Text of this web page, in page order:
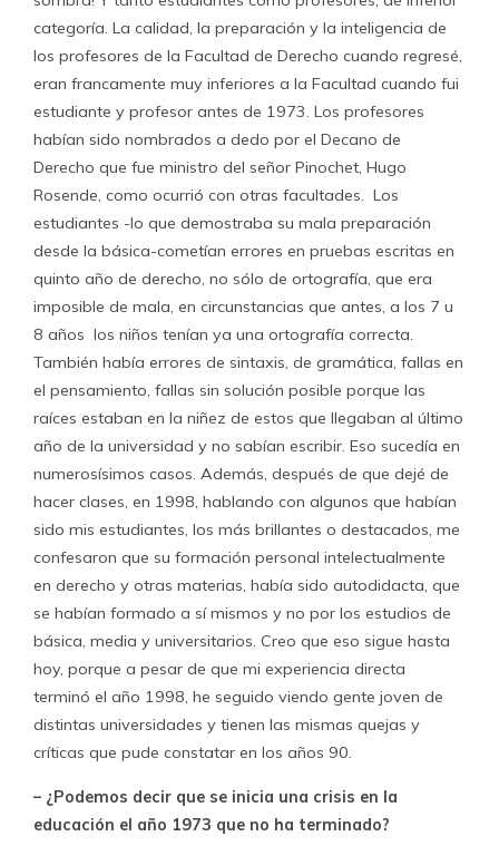
categoría. La calidad, la preparación y la inteligencia de
los profesores de la Facultad de Derecho cuando regresé,
eran francamente muy inferiores a la Facultad cuando fui
estudiante y profesor antes de 1973. Los profesores
habían sido nombrados a dedo por el Decano de
Derecho que fue ministro del señor Pinochet, Hugo
Rosende, como ocurrió con otras facultades. Los
estudiantes -lo que demostraba su mala preparación
desde la básica-cometían errores en pruebas escritas en
quinto año de derecho, no sólo de ortografía, que era
imposible de mala, en circunstancias que antes, a los 7 u
8 años los niños tenían ya una ortografía correcta.
También había errores de sintaxis, de gramática, fallas en
el pensamiento, fallas sin solución posible porque las
raíces estaban en la niñez de estos que llegaban al último
año de la universidad y no sabían escribir. Eso sucedía en
numerosísimos casos. Además, después de que dejé de
hacer clases, en 1998, hablando con algunos que habían
sido mis estudiantes, los más brillantes o destacados, me
confesaron que su formación personal intelectualmente
en derecho y otras materias, había sido autodidacta, que
se habían formado a sí mismos y no por los estudios de
básica, media y universitarios. Creo que eso sigue hasta
hoy, porque a pesar de que mi experiencia directa
terminó el año 1998, he seguido viendo gente joven de
distintas universidades y tienen las mismas quejas y
críticas que pude constatar en los años 90.
– ¿Podemos decir que se inicia una crisis en la
educación el año 1973 que no ha terminado?